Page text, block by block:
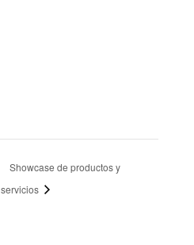
Showcase de productos y
servicios